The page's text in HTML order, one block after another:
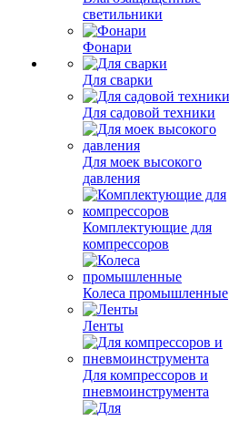
светильники
Фонари
Для сварки
Для садовой техники
Для моек высокого
давления
Комплектующие для
компрессоров
Колеса промышленные
Ленты
Для компрессоров и
пневмоинструмента